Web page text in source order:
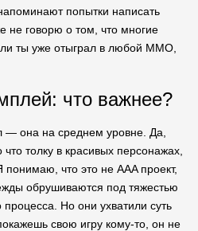
попытки написать
не говорю о том, что многие
ты уже отыграл в любой ММО,
что важнее?
— она на среднем уровне. Да,
толку в красивых персонажах,
что это не AAA проект,
обрушиваются под тяжестью
процесса. Но они ухватили суть
свою игру кому-то, он не